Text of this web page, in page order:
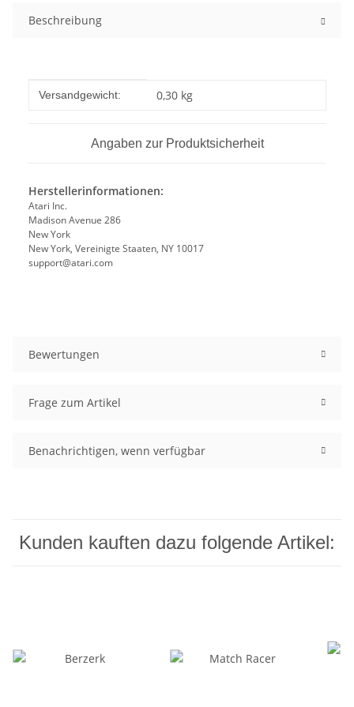
Beschreibung
Produkteigenschaft
Wert
Versandgewicht: 0,30 kg
Angaben zur Produktsicherheit
Herstellerinformationen:
Atari Inc.
Madison Avenue 286
New York
New York, Vereinigte Staaten, NY 10017
support@atari.com
Bewertungen
Frage zum Artikel
Benachrichtigen, wenn verfügbar
Kunden kauften dazu folgende Artikel: